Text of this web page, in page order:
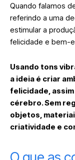
Quando falamos
referindo a uma
estimular a
felicidade e bem-
Usando tons
a ideia é criar
felicidade, assim
cérebro. Sem
objetos,
criatividade e